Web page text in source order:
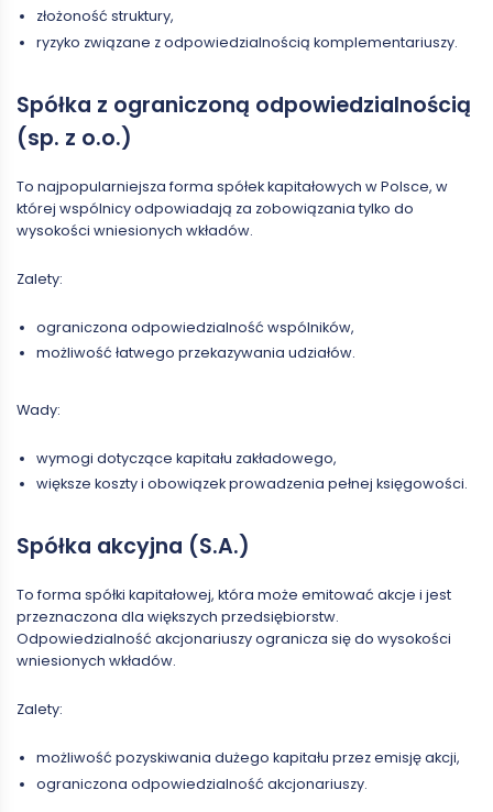
złożoność struktury,
ryzyko związane z odpowiedzialnością komplementariuszy.
Spółka z ograniczoną odpowiedzialnością
(sp. z o.o.)
To najpopularniejsza forma spółek kapitałowych w Polsce, w
której wspólnicy odpowiadają za zobowiązania tylko do
wysokości wniesionych wkładów.
Zalety:
ograniczona odpowiedzialność wspólników,
możliwość łatwego przekazywania udziałów.
Wady:
wymogi dotyczące kapitału zakładowego,
większe koszty i obowiązek prowadzenia pełnej księgowości.
Spółka akcyjna (S.A.)
To forma spółki kapitałowej, która może emitować akcje i jest
przeznaczona dla większych przedsiębiorstw.
Odpowiedzialność akcjonariuszy ogranicza się do wysokości
wniesionych wkładów.
Zalety:
możliwość pozyskiwania dużego kapitału przez emisję akcji,
ograniczona odpowiedzialność akcjonariuszy.